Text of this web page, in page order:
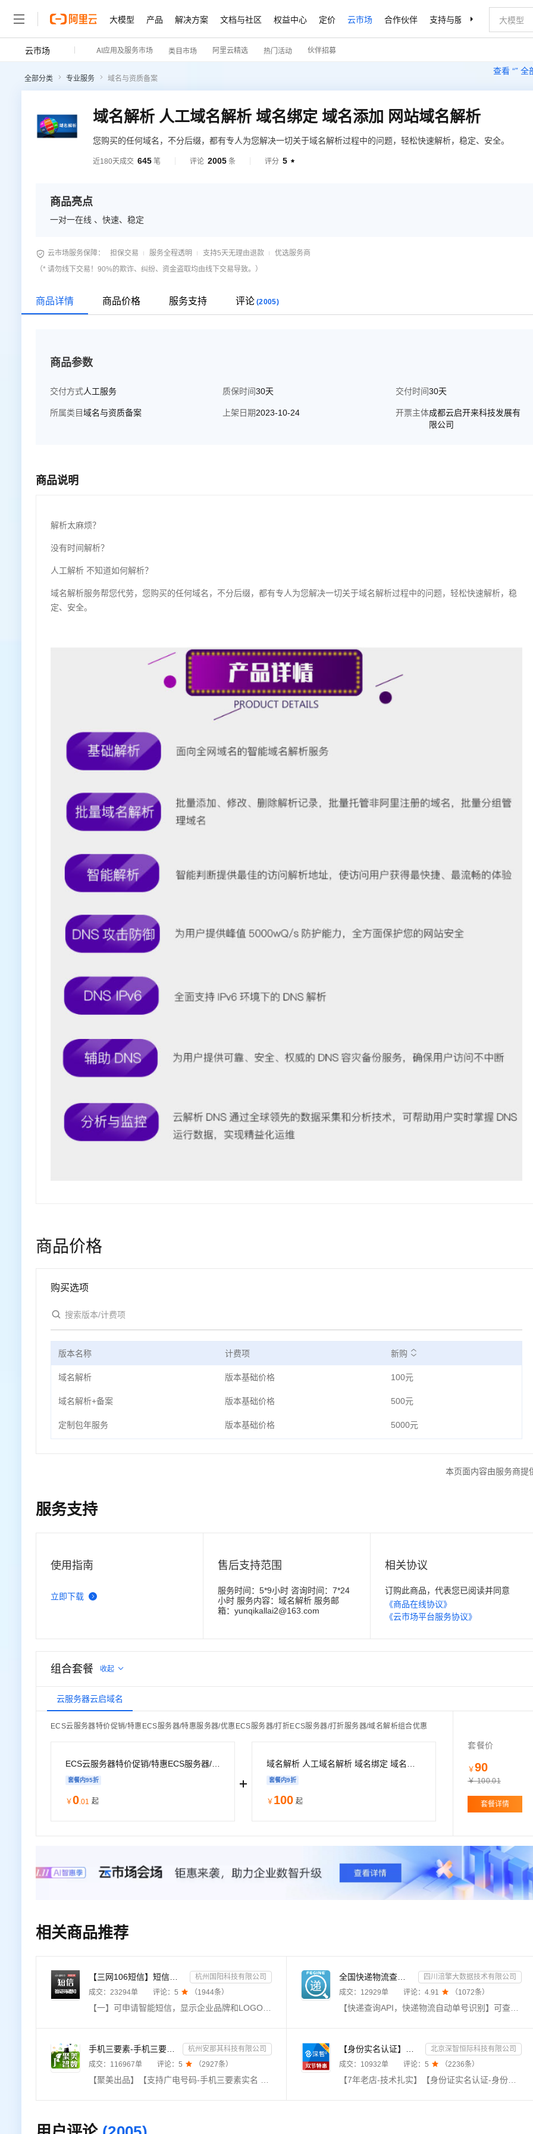
大模型 产品 解决方案 文档与社区 权益中心 定价 云市场 合作伙伴 支持与服务 了解阿里云
查看 “” 全
云市场 AI应用及服务市场 类目市场 阿里云精选 热门活动 伙伴招募
全部分类 专业服务 域名与资质备案
域名解析 人工域名解析 域名绑定 域名添加 网站域名解析
您购买的任何域名，不分后缀，都有专人为您解决一切关于域名解析过程中的问题，轻松快速解析，稳定、安全。
近180天成交 645 笔 评论 2005 条 评分 5 
商品亮点
一对一在线 、快速、稳定
 云市场服务保障： 担保交易 服务全程透明 支持5天无理由退款
优选服务商
（* 请勿线下交易！90%的欺诈、纠纷、资金盗取均由线下交易导致。）
商品详情 商品价格 服务支持 评论 (2005)
商品参数
交付方式人工服务 质保时间30天 交付时间30天
所属类目域名与资质备案 上架日期2023-10-24 开票主体成都云启开来科技发展有
限公司
商品说明
解析太麻烦？
没有时间解析？
人工解析 不知道如何解析？
域名解析服务帮您代劳，您购买的任何域名，不分后缀，都有专人为您解决一切关于域名解析过程中的问题，轻松快速解析，稳
定、安全。
商品价格
购买选项
版本名称 计费项 新购
域名解析 版本基础价格 100元
域名解析+备案 版本基础价格 500元
定制包年服务 版本基础价格 5000元
本页面内容由服务商提
服务支持
使用指南
立即下载
售后支持范围
服务时间：5*9小时 咨询时间：7*24
小时 服务内容：域名解析 服务邮
箱：yunqikallai2@163.com
相关协议
订购此商品，代表您已阅读并同意
《商品在线协议》
《云市场平台服务协议》
组合套餐 收起
云服务器云启域名
ECS云服务器特价促销/特惠ECS服务器/特惠服务器/优惠ECS服务器/打折ECS服务器/打折服务器/域名解析组合优惠
套餐内95折
￥0.01 起
套餐内9折
￥ 100 起
套餐价
￥90
￥100.01
套餐详情
相关商品推荐
杭州国阳科技有限公司
成交： 23294单 评论： 5  （1944条）
全国快递物流查询-快递查询接口
四川涪擎大数据技术有限公司
成交： 12929单 评论： 4.91  （1072条）
【快递查询API，快递物流自动单号识别】可查询快递物流信息近1000+家全国快递查询API，单号自动识别，包括全球快递物流查询接口：顺丰、邮政，京东，极兔，申通、圆通、韵达、中通、极兔、百世、EMS、天天、国通、德邦、宅急送，等千家快递物流查询接口，同时返回物流耗时等相关信息。
杭州安那其科技有限公司
成交： 116967单 评论： 5  （2927条）
北京深智恒际科技有限公司
成交： 10932单 评论： 5  （2236条）
【7年老店-技术扎实】【身份证实名认证-身份证二要素】【免费赠送OCR产品】【精品API提供精品服务】身份实名认证二要素接口是根据核对姓名和身份证号码是否一致，进而核验个人身份真伪。身份实名认证-身份证-身份实名认证核验-身份实名认证-实名认证-身份证实名认证查询-身份实名认证-中国港澳台身份实名认证-身份实名认证查询-身份证认证-身份证实名】【有问题随时联系客服，及时响应】